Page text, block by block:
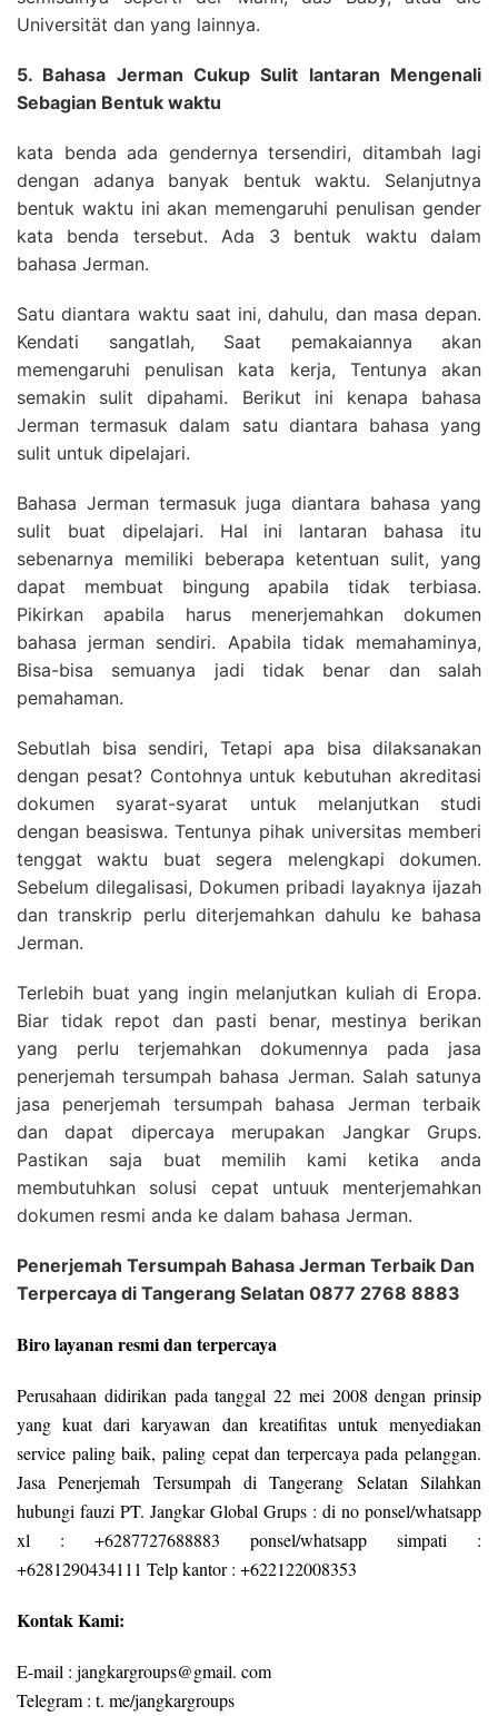
Universität dan yang lainnya.
5. Bahasa Jerman Cukup Sulit lantaran Mengenali
Sebagian Bentuk waktu
kata benda ada gendernya tersendiri, ditambah lagi
dengan adanya banyak bentuk waktu. Selanjutnya
bentuk waktu ini akan memengaruhi penulisan gender
kata benda tersebut. Ada 3 bentuk waktu dalam
bahasa Jerman.
Satu diantara waktu saat ini, dahulu, dan masa depan.
Kendati sangatlah, Saat pemakaiannya akan
memengaruhi penulisan kata kerja, Tentunya akan
semakin sulit dipahami. Berikut ini kenapa bahasa
Jerman termasuk dalam satu diantara bahasa yang
sulit untuk dipelajari.
Bahasa Jerman termasuk juga diantara bahasa yang
sulit buat dipelajari. Hal ini lantaran bahasa itu
sebenarnya memiliki beberapa ketentuan sulit, yang
dapat membuat bingung apabila tidak terbiasa.
Pikirkan apabila harus menerjemahkan dokumen
bahasa jerman sendiri. Apabila tidak memahaminya,
Bisa-bisa semuanya jadi tidak benar dan salah
pemahaman.
Sebutlah bisa sendiri, Tetapi apa bisa dilaksanakan
dengan pesat? Contohnya untuk kebutuhan akreditasi
dokumen syarat-syarat untuk melanjutkan studi
dengan beasiswa. Tentunya pihak universitas memberi
tenggat waktu buat segera melengkapi dokumen.
Sebelum dilegalisasi, Dokumen pribadi layaknya ijazah
dan transkrip perlu diterjemahkan dahulu ke bahasa
Jerman.
Terlebih buat yang ingin melanjutkan kuliah di Eropa.
Biar tidak repot dan pasti benar, mestinya berikan
yang perlu terjemahkan dokumennya pada jasa
penerjemah tersumpah bahasa Jerman. Salah satunya
jasa penerjemah tersumpah bahasa Jerman terbaik
dan dapat dipercaya merupakan Jangkar Grups.
Pastikan saja buat memilih kami ketika anda
membutuhkan solusi cepat untuuk menterjemahkan
dokumen resmi anda ke dalam bahasa Jerman.
Penerjemah Tersumpah Bahasa Jerman Terbaik Dan
Terpercaya di Tangerang Selatan 0877 2768 8883
Biro layanan resmi dan terpercaya
Perusahaan didirikan pada tanggal 22 mei 2008 dengan prinsip
yang kuat dari karyawan dan kreatifitas untuk menyediakan
service paling baik, paling cepat dan terpercaya pada pelanggan.
Jasa Penerjemah Tersumpah di Tangerang Selatan Silahkan
hubungi fauzi PT. Jangkar Global Grups : di no ponsel/whatsapp
xl : +6287727688883 ponsel/whatsapp simpati :
+6281290434111 Telp kantor : +622122008353
Kontak Kami:
E-mail : jangkargroups@gmail. com
Telegram : t. me/jangkargroups